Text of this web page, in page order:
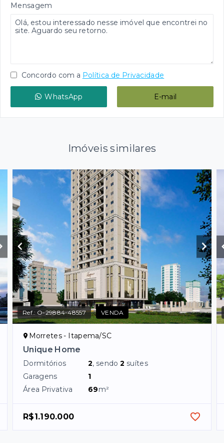
Mensagem
Concordo com a Política de Privacidade
WhatsApp E-mail
Imóveis similares
Ref.: O-29884-48557 VENDA
Morretes - Itapema/SC
Unique Home
Dormitórios 2, sendo2 suítes
Garagens
1
Área Privativa
69m²
R$1.190.000